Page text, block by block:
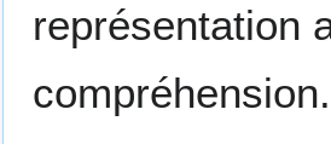
représentation
compréhension.